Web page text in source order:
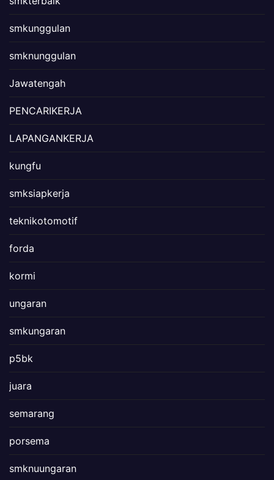
smkunggulan
smknunggulan
Jawatengah
PENCARIKERJA
LAPANGANKERJA
kungfu
smksiapkerja
teknikotomotif
forda
kormi
ungaran
smkungaran
p5bk
juara
semarang
porsema
smknuungaran